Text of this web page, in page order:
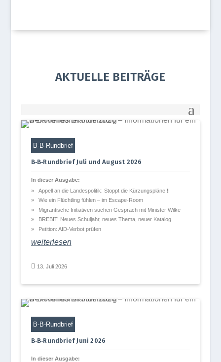
AKTUELLE BEITRÄGE
B‑B-Rund­brief
B‑B‑Rundbrief Juli und August 2026
In die­ser Ausgabe:
Appell an die Lan­des­po­li­tik: Stoppt die Kürzungspläne!!!
Wie ein Flücht­ling füh­len – im Escape-Room
Migran­ti­sche Initia­ti­ven suchen Gespräch mit Minis­ter Wilke
BREBIT: Neues Schul­jahr, neues Thema, neuer Katalog
Peti­tion: AfD-Ver­bot prüfen
wei­ter­le­sen
 13. Juli 2026
B‑B-Rund­brief
B‑B‑Rundbrief Juni 2026
In die­ser Ausgabe: